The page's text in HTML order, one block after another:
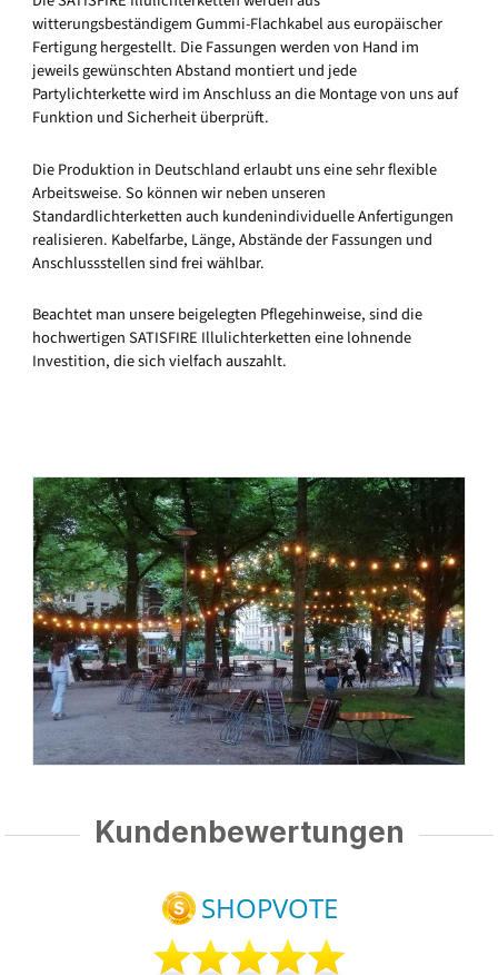
witterungsbeständigem Gummi-Flachkabel aus europäischer
Fertigung hergestellt. Die Fassungen werden von Hand im
jeweils gewünschten Abstand montiert und jede
Partylichterkette wird im Anschluss an die Montage von uns auf
Funktion und Sicherheit überprüft.
Die Produktion in Deutschland erlaubt uns eine sehr flexible
Arbeitsweise. So können wir neben unseren
Standardlichterketten auch kundenindividuelle Anfertigungen
realisieren. Kabelfarbe, Länge, Abstände der Fassungen und
Anschlussstellen sind frei wählbar.
Beachtet man unsere beigelegten Pflegehinweise, sind die
hochwertigen SATISFIRE Illulichterketten eine lohnende
Investition, die sich vielfach auszahlt.
Kundenbewertungen